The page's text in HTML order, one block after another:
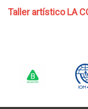
Taller artístico LA